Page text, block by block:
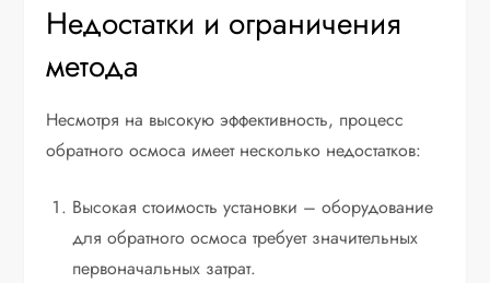
Недостатки и ограничения
метода
Несмотря на высокую эффективность, процесс
обратного осмоса имеет несколько недостатков:
Высокая стоимость установки – оборудование
для обратного осмоса требует значительных
первоначальных затрат.